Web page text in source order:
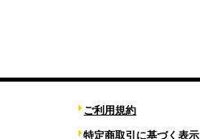
ご利用規約
特定商取引に基づく表示